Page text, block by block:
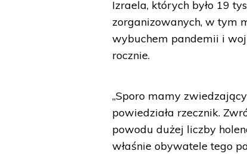
Izraela, których było 19
zorganizowanych, w tym
wybuchem pandemii i
rocznie.
„Sporo mamy
powiedziała rzecznik.
powodu dużej liczby
właśnie obywatele tego